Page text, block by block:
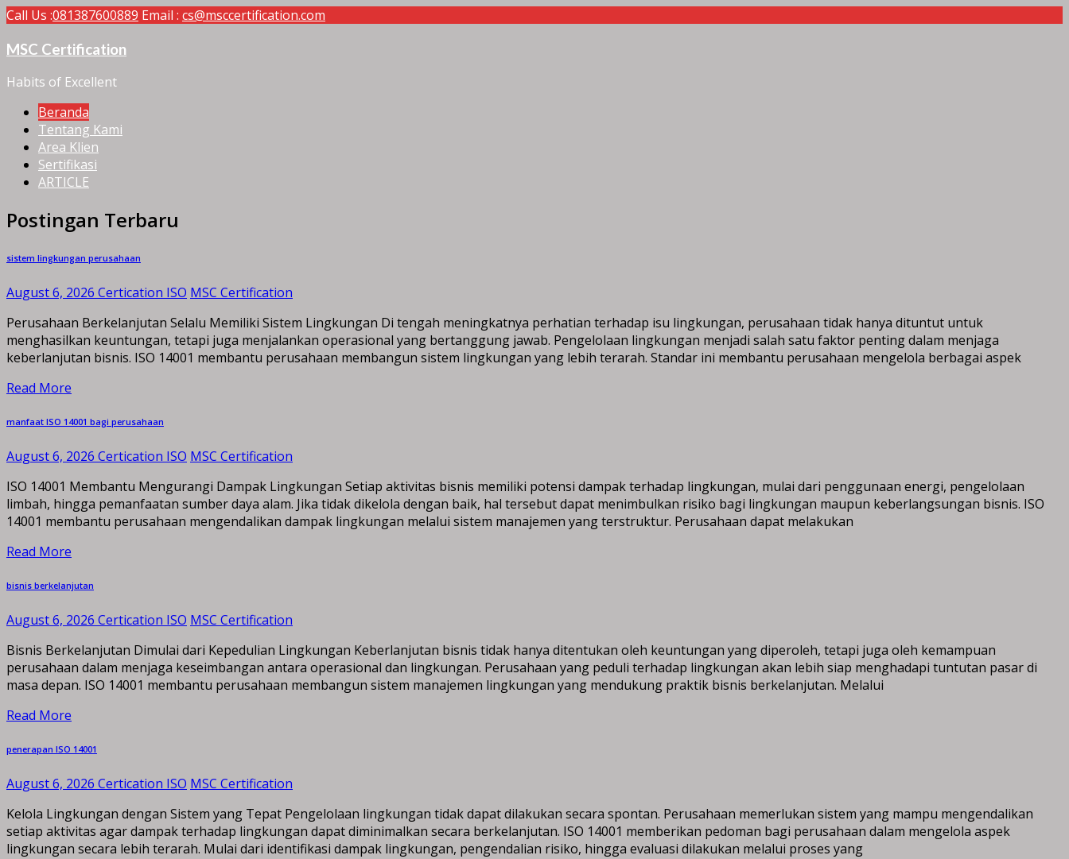
Call Us :081387600889 Email : cs@msccertification.com
MSC Certification
Habits of Excellent
Beranda
Tentang Kami
Area Klien
Sertifikasi
ARTICLE
Postingan Terbaru
sistem lingkungan perusahaan
August 6, 2026 Certication ISO MSC Certification
Perusahaan Berkelanjutan Selalu Memiliki Sistem Lingkungan Di tengah meningkatnya perhatian terhadap isu lingkungan, perusahaan tidak hanya dituntut untuk
menghasilkan keuntungan, tetapi juga menjalankan operasional yang bertanggung jawab. Pengelolaan lingkungan menjadi salah satu faktor penting dalam menjaga
keberlanjutan bisnis. ISO 14001 membantu perusahaan membangun sistem lingkungan yang lebih terarah. Standar ini membantu perusahaan mengelola berbagai aspek
Read More
manfaat ISO 14001 bagi perusahaan
August 6, 2026 Certication ISO MSC Certification
ISO 14001 Membantu Mengurangi Dampak Lingkungan Setiap aktivitas bisnis memiliki potensi dampak terhadap lingkungan, mulai dari penggunaan energi, pengelolaan
limbah, hingga pemanfaatan sumber daya alam. Jika tidak dikelola dengan baik, hal tersebut dapat menimbulkan risiko bagi lingkungan maupun keberlangsungan bisnis. ISO
14001 membantu perusahaan mengendalikan dampak lingkungan melalui sistem manajemen yang terstruktur. Perusahaan dapat melakukan
Read More
bisnis berkelanjutan
August 6, 2026 Certication ISO MSC Certification
Bisnis Berkelanjutan Dimulai dari Kepedulian Lingkungan Keberlanjutan bisnis tidak hanya ditentukan oleh keuntungan yang diperoleh, tetapi juga oleh kemampuan
perusahaan dalam menjaga keseimbangan antara operasional dan lingkungan. Perusahaan yang peduli terhadap lingkungan akan lebih siap menghadapi tuntutan pasar di
masa depan. ISO 14001 membantu perusahaan membangun sistem manajemen lingkungan yang mendukung praktik bisnis berkelanjutan. Melalui
Read More
penerapan ISO 14001
August 6, 2026 Certication ISO MSC Certification
Kelola Lingkungan dengan Sistem yang Tepat Pengelolaan lingkungan tidak dapat dilakukan secara spontan. Perusahaan memerlukan sistem yang mampu mengendalikan
setiap aktivitas agar dampak terhadap lingkungan dapat diminimalkan secara berkelanjutan. ISO 14001 memberikan pedoman bagi perusahaan dalam mengelola aspek
lingkungan secara lebih terarah. Mulai dari identifikasi dampak lingkungan, pengendalian risiko, hingga evaluasi dilakukan melalui proses yang